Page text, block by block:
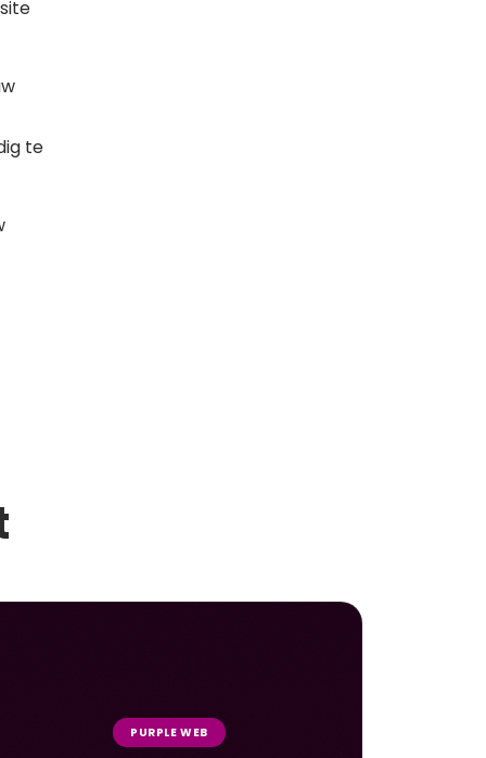
te
PURPLE WEB